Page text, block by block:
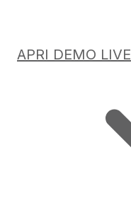
APRI DEMO LIVE